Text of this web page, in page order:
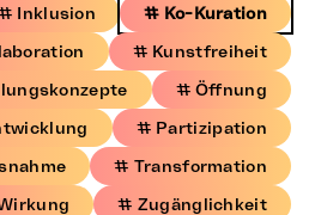
Inklusion
# Ko-Kuration
# Kunstfreiheit
# Öffnung
# Partizipation
# Transformation
# Zugänglichkeit